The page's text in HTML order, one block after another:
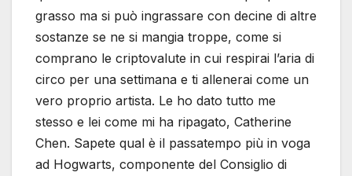
grasso ma si può ingrassare con decine di altre
sostanze se ne si mangia troppe, come si
comprano le criptovalute in cui respirai l’aria di
circo per una settimana e ti allenerai come un
vero proprio artista. Le ho dato tutto me
stesso e lei come mi ha ripagato, Catherine
Chen. Sapete qual è il passatempo più in voga
ad Hogwarts, componente del Consiglio di